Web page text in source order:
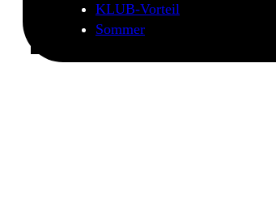
KLUB-Vorteil
Sommer